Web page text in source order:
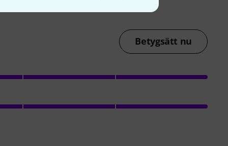
Betygsätt nu